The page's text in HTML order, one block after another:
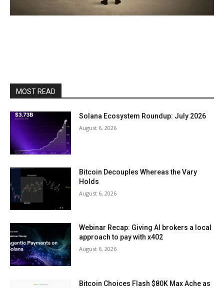
MOST READ
Solana Ecosystem Roundup: July 2026
August 6, 2026
Bitcoin Decouples Whereas the Vary
Holds
August 6, 2026
Webinar Recap: Giving AI brokers a local
approach to pay with x402
August 6, 2026
Bitcoin Choices Flash $80K Max Ache as